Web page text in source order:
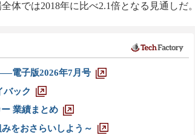
体では2018年に比べ2.1倍となる見通しだ。
電子版2026年7月号
バック
業績まとめ
をおさらいしよう～